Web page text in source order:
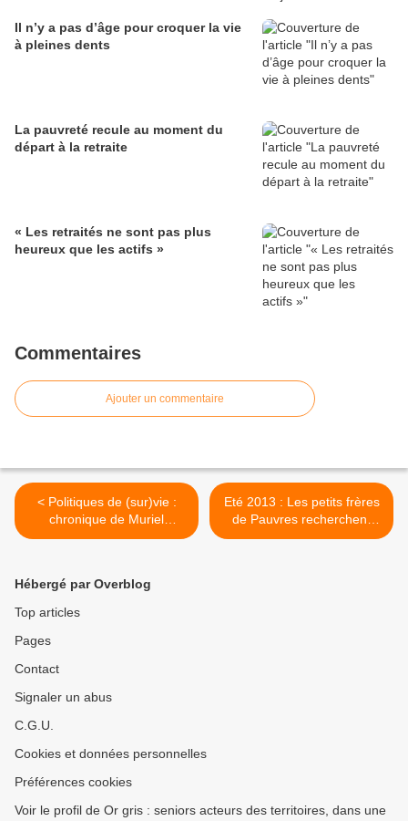
Il n’y a pas d’âge pour croquer la vie
à pleines dents
La pauvreté recule au moment du
départ à la retraite
« Les retraités ne sont pas plus
heureux que les actifs »
Commentaires
Ajouter un commentaire
< Politiques de (sur)vie :
chronique de Muriel
Boulmier
Eté 2013 : Les petits frères
de Pauvres recherchent
des bénévoles pour
Hébergé par Overblog
Top articles
Pages
Contact
Signaler un abus
C.G.U.
Cookies et données personnelles
Préférences cookies
Voir le profil de Or gris : seniors acteurs des territoires, dans une